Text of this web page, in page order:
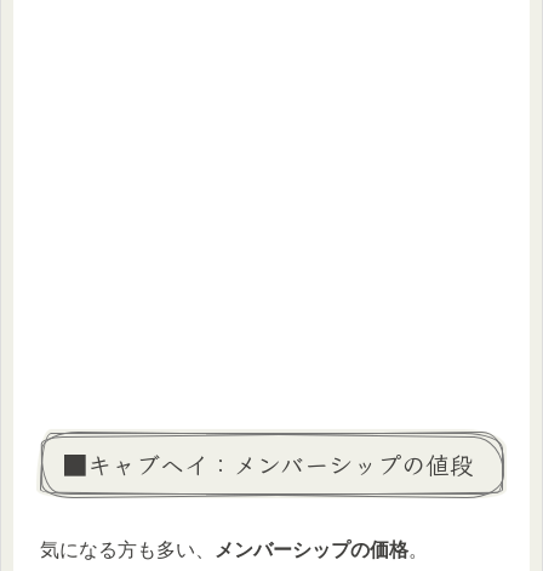
■キャブヘイ：メンバーシップの値段
気になる方も多い、 メンバーシップの価格。